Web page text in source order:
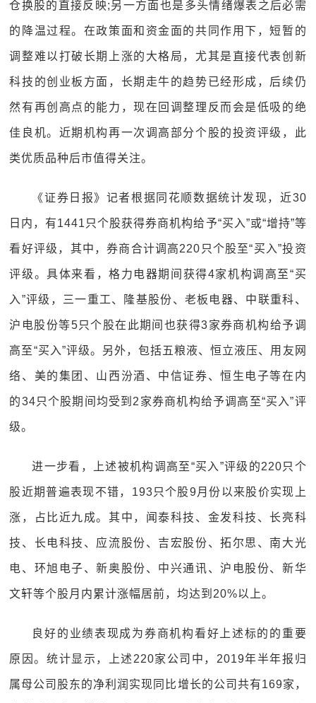
仓换股的直接反映;另一方面也是多头情绪爆表之后必需
的降温过程。在政策面和资金面的共同作用下，短暂的
调整难以打破长期上涨的大格局，尤其是直接代表创新
科技的创业板方面，长期走牛的趋势已经形成，后续仍
然有再创高点的能力，现在回调整理反而会是低吸的绝
佳良机。近期机构再一次调高部分个股的投资评级，此
类优质品种后市值得关注。
《证券日报》记者根据同花顺数据统计发现，近30
日内，有1441只个股获得券商机构给予“买入”或“增持”等
看好评级，其中，券商合计调高220只个股至“买入”投资
评级。具体来看，格力电器期间获得4家机构调高至“买
入”评级，三一重工、隆基股份、老板电器、中联重科、
沪电股份等5只个股在此期间也获得3家券商机构给予调
高至“买入”评级。另外，包括五粮液、恒立液压、用友网
络、美的集团、山西汾酒、中信证券、恒生电子等在内
的34只个股期间均受到2家券商机构给予调高至“买入”评
级。
进一步看，上述被机构调高至“买入”评级的220只个
股近期普遍表现不错，193只个股9月份以来股价实现上
涨，占比近九成。其中，闻泰科技、金发科技、长亮科
技、长电科技、应流股份、吉宏股份、拓尔思、南大光
电、环旭电子、新奥股份、中兴通讯、沪电股份、新华
文轩等个股月内累计涨幅居前，均达到20%以上。
良好的业绩表现成为券商机构看好上述标的的重要
原因。统计显示，上述220家公司中，2019年半年报归
属母公司股东的净利润实现同比增长的公司共有169家，